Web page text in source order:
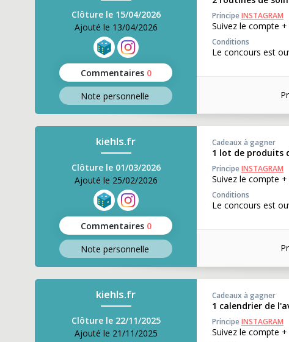
Clôture le 15/04/2026
Ajouté le 13/04/2026
Commentaires 0
Note personnelle
PrincipeINSTAGRAM
Suivez le compte
Conditions
Le concours est
kiehls.fr
Clôture le 01/03/2026
Ajouté le 25/02/2026
Commentaires 0
Note personnelle
Cadeaux à gagner
1 lot de produits
PrincipeINSTAGRAM
Suivez le compte
Conditions
Le concours est
kiehls.fr
Clôture le 22/11/2025
Ajouté le 21/11/2025
Cadeaux à gagner
1 calendrier de
PrincipeINSTAGRAM
Suivez le compte